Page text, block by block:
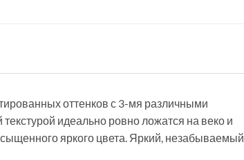
оттенков с 3-мя различными
идеально ровно ложатся на веко и
яркого цвета. Яркий, незабываемый